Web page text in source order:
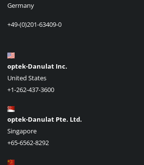
Germany
+49-(0)201-63409-0
optek-Danulat Inc.
United States
+1-262-437-3600
optek-Danulat Pte. Ltd.
Singapore
+65-6562-8292